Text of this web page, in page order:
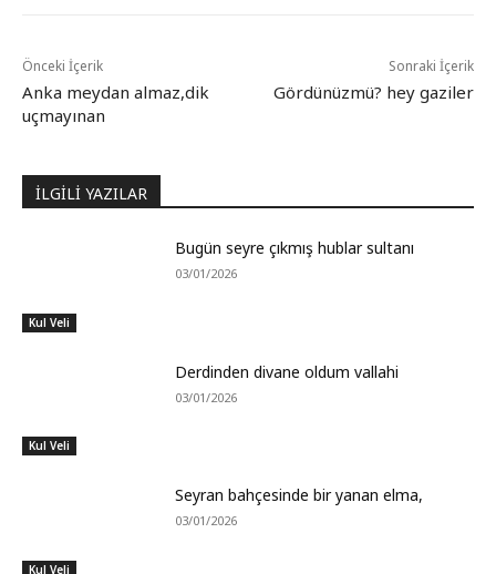
Önceki İçerik
Anka meydan almaz,dik
uçmayınan
Sonraki İçerik
Gördünüzmü? hey gaziler
İLGİLİ YAZILAR
Kul Veli
Bugün seyre çıkmış hublar sultanı
03/01/2026
Kul Veli
Derdinden divane oldum vallahi
03/01/2026
Kul Veli
Seyran bahçesinde bir yanan elma,
03/01/2026